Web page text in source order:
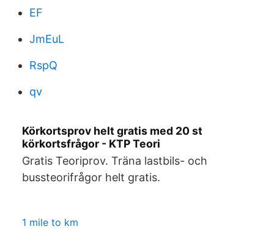
EF
JmEuL
RspQ
qv
Körkortsprov helt gratis med 20 st
körkortsfrågor - KTP Teori
Gratis Teoriprov. Träna lastbils- och
bussteorifrågor helt gratis.
1 mile to km